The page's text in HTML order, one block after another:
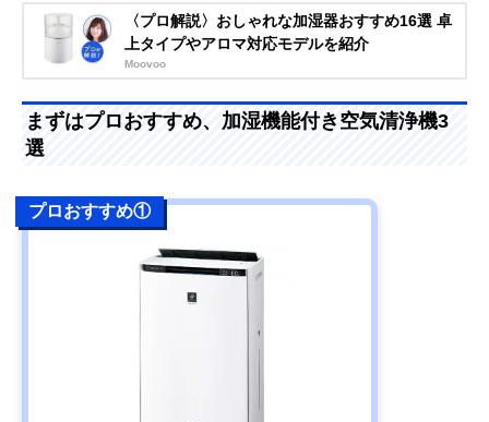
〈プロ解説〉おしゃれな加湿器おすすめ16選 卓
上タイプやアロマ対応モデルを紹介
Moovoo
まずはプロおすすめ、加湿機能付き空気清浄機3
選
プロおすすめ①